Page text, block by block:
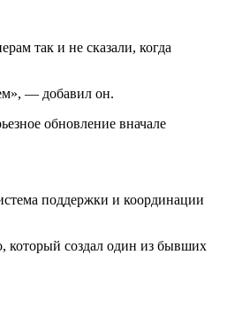
так и не сказали, когда
— добавил он.
обновление вначале
поддержки и координации
который создал один из бывших